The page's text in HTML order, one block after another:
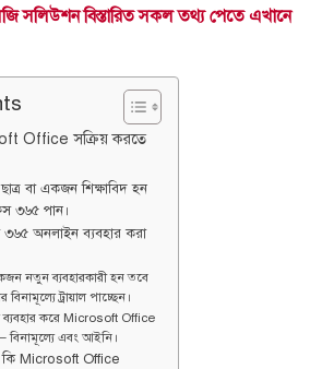
সলিউশন বিস্তারিত সকল তথ্য পেতে এখানে
Office সক্রিয় করতে
বা একজন শিক্ষাবিদ হন
৩৬৫ পান।
অনলাইন ব্যবহার করা
নতুন ব্যবহারকারী হন তবে
ট্রায়াল পাচ্ছেন।
ব্যবহার করে Microsoft Office
এবং আইনি।
Microsoft Office